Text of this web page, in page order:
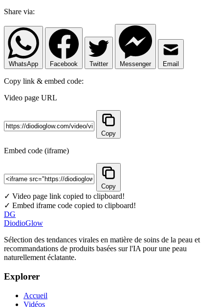
Share via:
WhatsApp Facebook Twitter Messenger Email
Copy link & embed code:
Video page URL
Copy
Embed code (iframe)
Copy
✓ Video page link copied to clipboard!
✓ Embed iframe code copied to clipboard!
DG
DiodioGlow
Sélection des tendances virales en matière de soins de la peau et
recommandations de produits basées sur l'IA pour une peau
naturellement éclatante.
Explorer
Accueil
Vidéos